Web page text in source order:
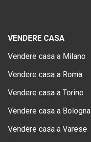
VENDERE CASA
Vendere casa a Milano
Vendere casa a Roma
Vendere casa a Torino
Vendere casa a Bologna
Vendere casa a Varese